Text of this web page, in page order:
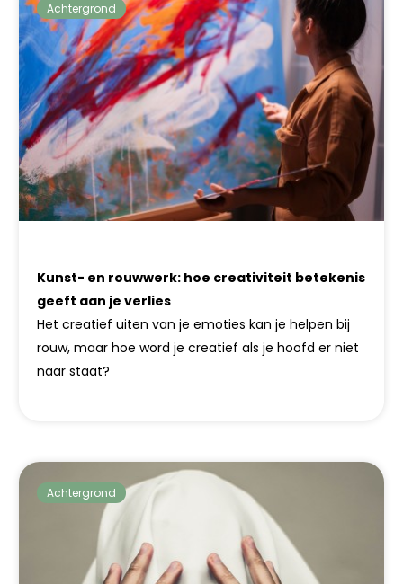
Achtergrond
Kunst- en rouwwerk: hoe creativiteit betekenis
geeft aan je verlies
Het creatief uiten van je emoties kan je helpen bij
rouw, maar hoe word je creatief als je hoofd er niet
naar staat?
Achtergrond